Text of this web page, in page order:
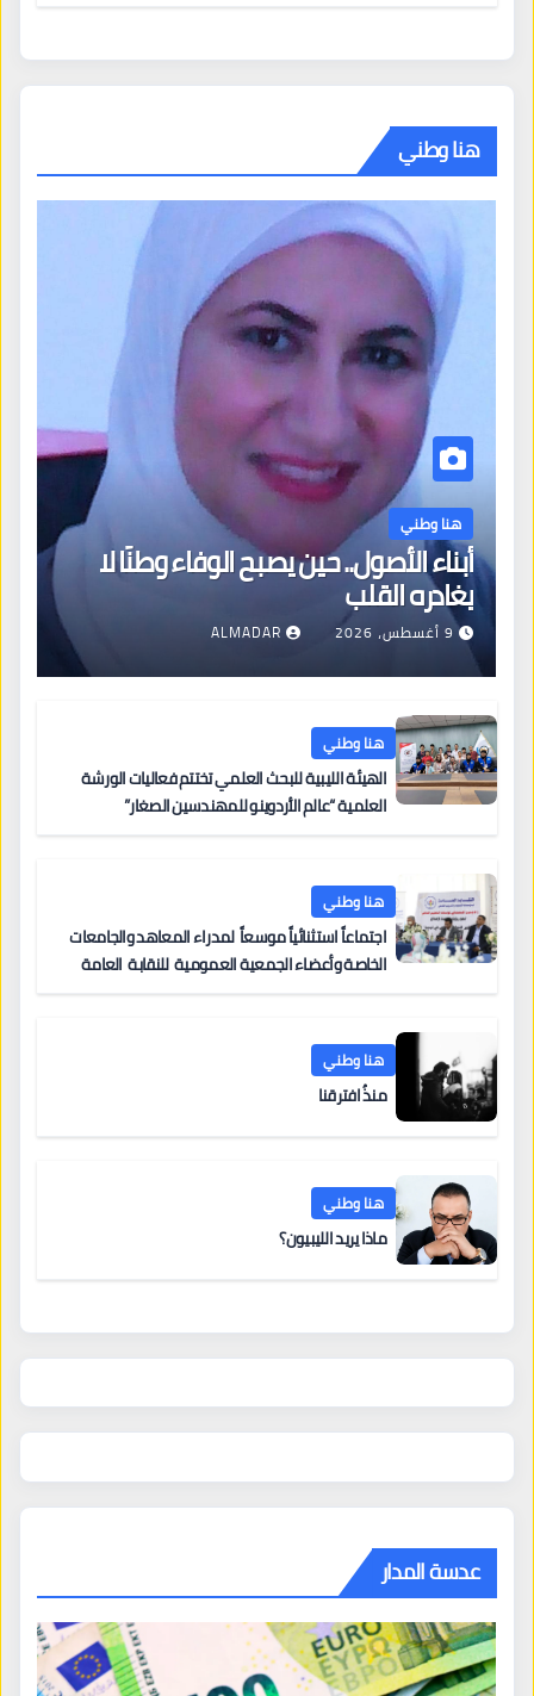
هنا وطني
هنا وطني
أبناء الأصول.. حين يصبح الوفاء وطنًا لا
يغادره القلب
9 أغسطس، 2026 ALMADAR
هنا وطني
الهيئة الليبية للبحث العلمي تختتم فعاليات الورشة
العلمية “عالم الأردوينو للمهندسين الصغار”
هنا وطني
اجتماعاً استثنائياً موسعاً لمدراء المعاهد والجامعات
الخاصة وأعضاء الجمعية العمومية للنقابة العامة
هنا وطني
منذُ افترقنا
هنا وطني
ماذا يريد الليبيون؟
عدسة المدار